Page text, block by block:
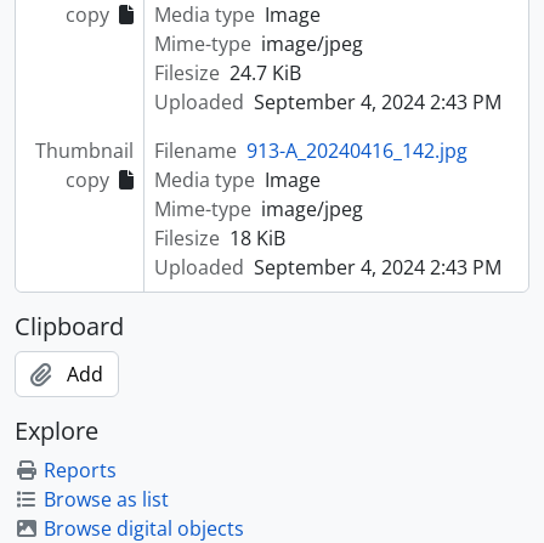
copy
Media type Image
Mime-type image/jpeg
Filesize 24.7 KiB
Uploaded September 4, 2024 2:43 PM
Thumbnail
copy
Filename 913-A_20240416_142.jpg
Media type Image
Mime-type image/jpeg
Filesize 18 KiB
Uploaded September 4, 2024 2:43 PM
Clipboard
Add
Explore
Reports
Browse as list
Browse digital objects